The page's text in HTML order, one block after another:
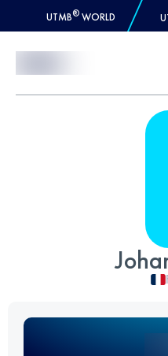
UTMB® WORLD